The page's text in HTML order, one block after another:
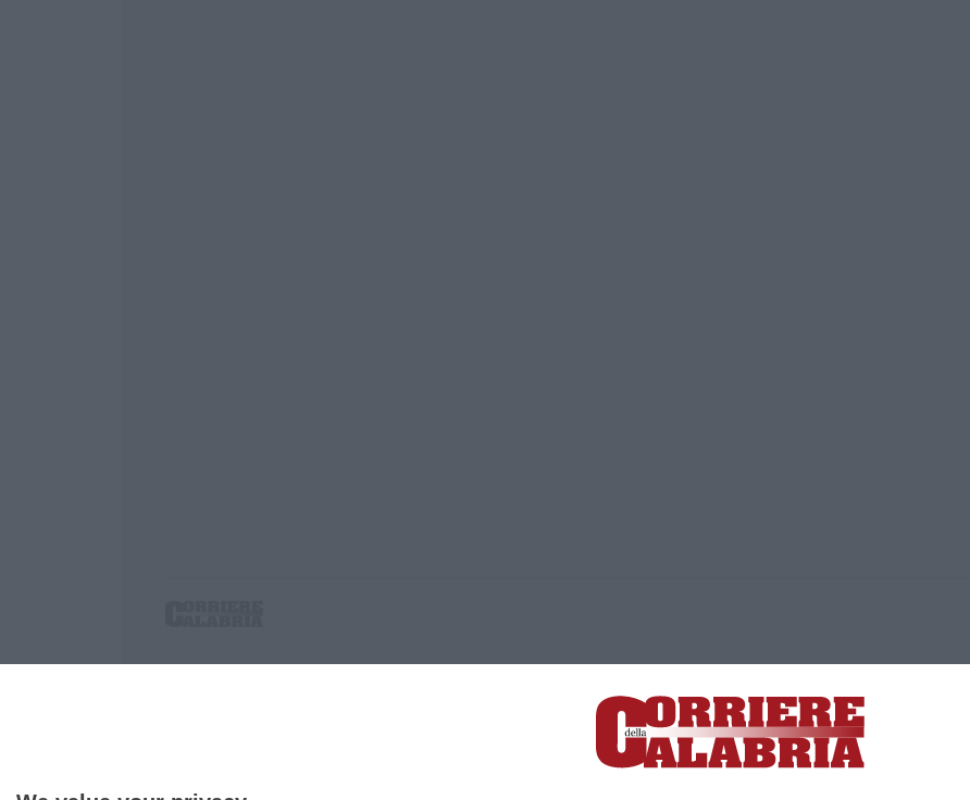
P.IVA. 03199620794, Via del mare 6/G, S.Eufemia, Lamezia Terme (CZ)
Iscrizione tribunale di Lamezia Terme 5/2011 - Direttore responsabile Paola Militano |Privacy